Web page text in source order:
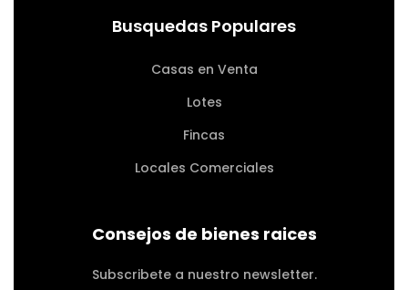
Busquedas Populares
Casas en Venta
Lotes
Fincas
Locales Comerciales
Consejos de bienes raices
Subscribete a nuestro newsletter.